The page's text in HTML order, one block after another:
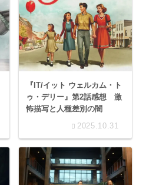
『IT/イット ウェルカム・ト
ゥ・デリー』第2話感想 激
怖描写と人種差別の闇
2025.10.31